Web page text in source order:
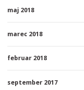
maj 2018
marec 2018
februar 2018
september 2017